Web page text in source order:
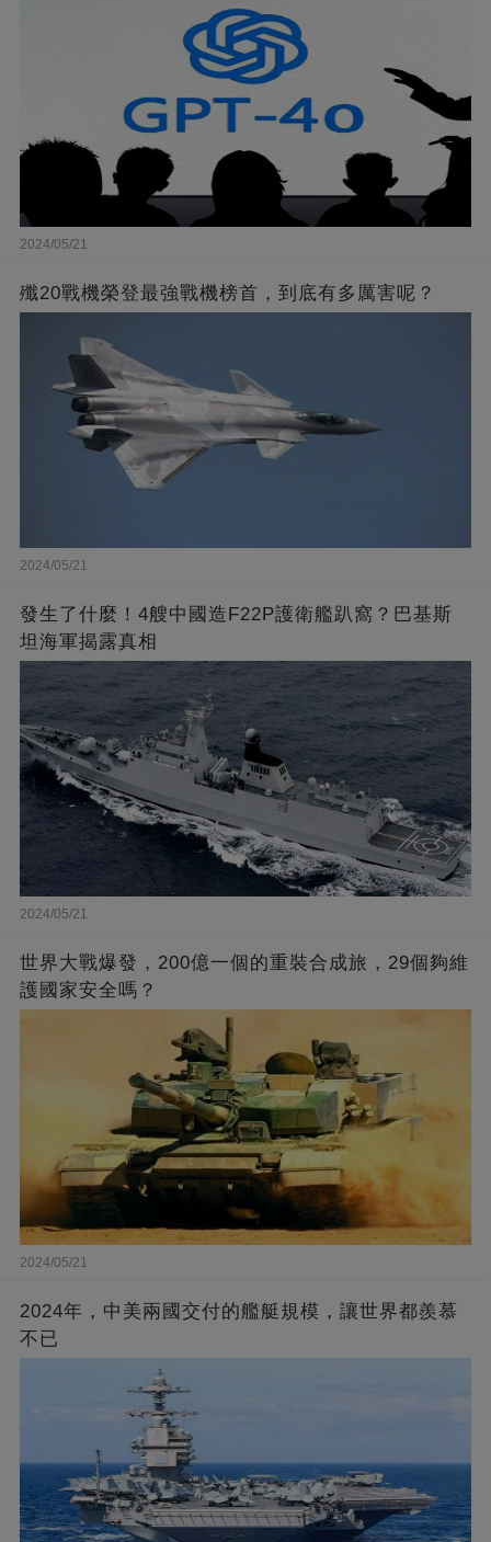
2024/05/21
殲20戰機榮登最強戰機榜首，到底有多厲害呢？
2024/05/21
發生了什麼！4艘中國造F22P護衛艦趴窩？巴基斯
坦海軍揭露真相
2024/05/21
世界大戰爆發，200億一個的重裝合成旅，29個夠維
護國家安全嗎？
2024/05/21
2024年，中美兩國交付的艦艇規模，讓世界都羨慕
不已